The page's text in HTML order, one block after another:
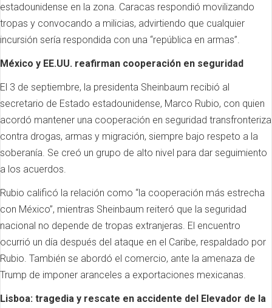
estadounidense en la zona. Caracas respondió movilizando
tropas y convocando a milicias, advirtiendo que cualquier
incursión sería respondida con una “república en armas”.
México y EE.UU. reafirman cooperación en seguridad
El 3 de septiembre, la presidenta Sheinbaum recibió al
secretario de Estado estadounidense, Marco Rubio, con quien
acordó mantener una cooperación en seguridad transfronteriza
contra drogas, armas y migración, siempre bajo respeto a la
soberanía. Se creó un grupo de alto nivel para dar seguimiento
a los acuerdos.
Rubio calificó la relación como “la cooperación más estrecha
con México”, mientras Sheinbaum reiteró que la seguridad
nacional no depende de tropas extranjeras. El encuentro
ocurrió un día después del ataque en el Caribe, respaldado por
Rubio. También se abordó el comercio, ante la amenaza de
Trump de imponer aranceles a exportaciones mexicanas.
Lisboa: tragedia y rescate en accidente del Elevador de la